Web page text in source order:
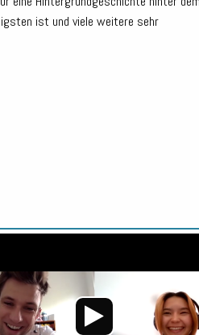
ist und viele weitere sehr